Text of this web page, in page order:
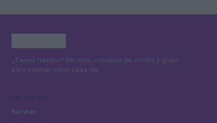
¿Tienes hambre? Recetas, consejos de cocina y guías
para cocinar mejor cada día.
Recetas